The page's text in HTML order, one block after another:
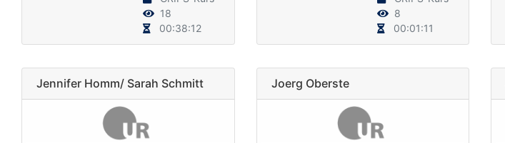
18
00:38:12
8
00:01:11
Jennifer Homm/ Sarah Schmitt Joerg Oberste